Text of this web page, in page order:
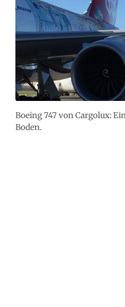
Boeing 747 von Cargolux:
Boden.